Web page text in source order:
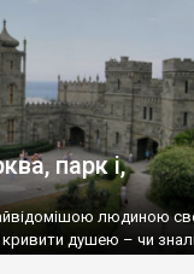
парк і,
людиною
кривити душею – чи